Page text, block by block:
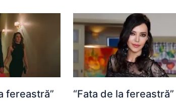
fereastră”
“Fata de la fereastră”